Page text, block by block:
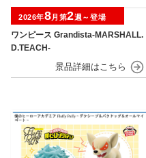
ワンピース Grandista-MARSHALL.
D.TEACH-
2026年8月第2週～登場